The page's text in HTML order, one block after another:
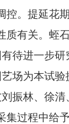
控。提延花
质有关。蛭
待进一步研
场为本试验
振林、徐
集过程中给